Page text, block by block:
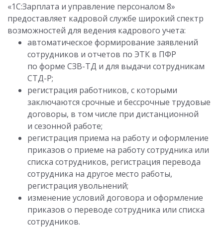
«1С:Зарплата и управление персоналом 8»
предоставляет кадровой службе широкий спектр
возможностей для ведения кадрового учета:
автоматическое формирование заявлений
сотрудников и отчетов по ЭТК в ПФР
по форме СЗВ-ТД и для выдачи сотрудникам
СТД-Р;
регистрация работников, с которыми
заключаются срочные и бессрочные трудовые
договоры, в том числе при дистанционной
и сезонной работе;
регистрация приема на работу и оформление
приказов о приеме на работу сотрудника или
списка сотрудников, регистрация перевода
сотрудника на другое место работы,
регистрация увольнений;
изменение условий договора и оформление
приказов о переводе сотрудника или списка
сотрудников.